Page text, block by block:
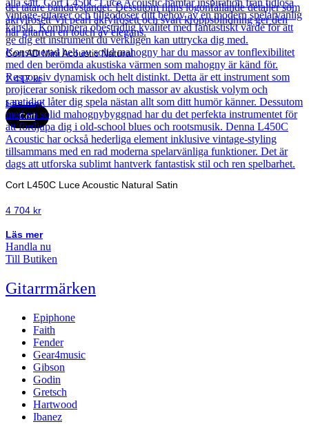
Cort AD Mini Acoustic Natural
2 417kr
Läs mer
Cort
Cort L450C Luce Acoustic Natural Satin
4 704 kr
Läs mer
Handla nu
Till Butiken
Gitarrmärken
Epiphone
Faith
Fender
Gear4music
Gibson
Godin
Gretsch
Hartwood
Ibanez